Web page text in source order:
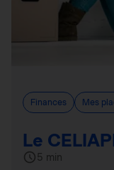
Finances Mes
Le
5 min